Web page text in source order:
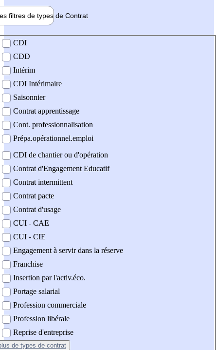
filtres de types de Contrat
contrat
CDI
CDD
Intérim
CDI Intérimaire
Saisonnier
Contrat apprentissage
Cont. professionnalisation
Prépa.opérationnel.emploi
CDI de chantier ou d'opération
Contrat d'Engagement Educatif
Contrat intermittent
Contrat pacte
Contrat d'usage
CUI - CAE
CUI - CIE
Engagement à servir dans la réserve
Franchise
Insertion par l'activ.éco.
Portage salarial
Profession commerciale
Profession libérale
Reprise d'entreprise
de types de contrat